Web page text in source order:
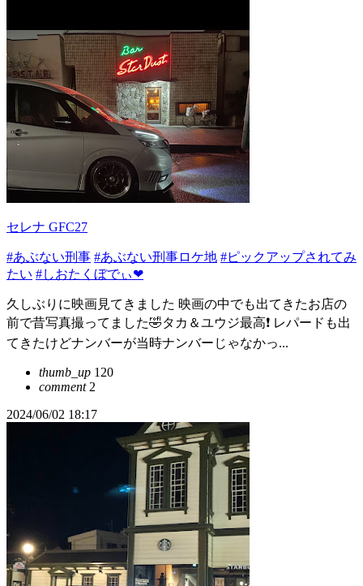
セレナ GFC27
#あぶない刑事 #あぶない刑事ロケ地 #ピックアップされてみ
たい #しおたくぼでぃ❤
久しぶりに映画見てきました 映画の中でも出てきたお店の
前で昔写真撮ってました🤣タカ＆ユウジ最高❗️ レパードも出
てきたけどナンバーが当時ナンバーじゃなかっ...
thumb_up 120
comment2
2024/06/02 18:17